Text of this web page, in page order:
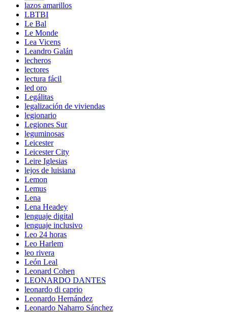
lazos amarillos
LBTBI
Le Bal
Le Monde
Lea Vicens
Leandro Galán
lecheros
lectores
lectura fácil
led oro
Legálitas
legalización de viviendas
legionario
Legiones Sur
leguminosas
Leicester
Leicester City
Leire Iglesias
lejos de luisiana
Lemon
Lemus
Lena
Lena Headey
lenguaje digital
lenguaje inclusivo
Leo 24 horas
Leo Harlem
leo rivera
León Leal
Leonard Cohen
LEONARDO DANTES
leonardo di caprio
Leonardo Hernández
Leonardo Naharro Sánchez